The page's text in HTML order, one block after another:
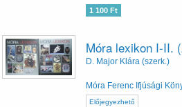
1 100 Ft
Móra lexikon I-II.
D. Major Klára (szerk.)
Móra Ferenc Ifjúsági
Előjegyezhető